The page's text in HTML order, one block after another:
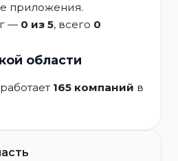
приложения.
— 0 из 5, всего 0
области
165 компаний в